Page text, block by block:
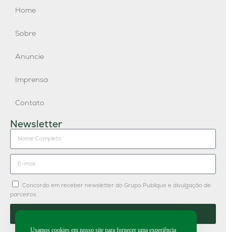
Home
Sobre
Anuncie
Imprensa
Contato
Newsletter
Concordo em receber newsletter do Grupo Publique e divulgação de
parceiros.
Usamos cookies em nosso site para fornecer uma experiência